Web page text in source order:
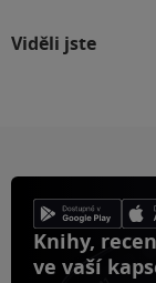
Viděli jste
Knihy,
ve vaší